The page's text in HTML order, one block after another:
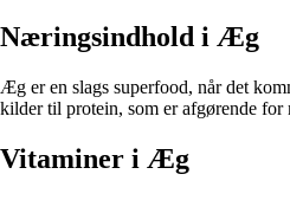
Næringsindhold i Æg
Æg er en slags superfood, når det
kilder til protein, som er afgørende
Vitaminer i Æg